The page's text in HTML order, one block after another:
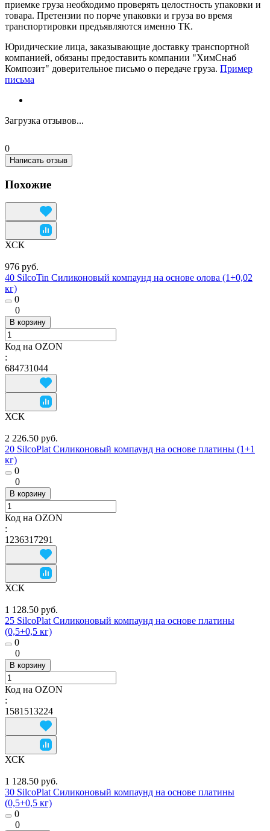
приемке груза необходимо проверять целостность упаковки и
товара. Претензии по порче упаковки и груза во время
транспортировки предъявляются именно ТК.
Юридические лица, заказывающие доставку транспортной
компанией, обязаны предоставить компании "ХимСнаб
Композит" доверительное письмо о передаче груза. Пример
письма
Загрузка отзывов...
0
Написать отзыв
Похожие
ХСК
976 руб.
40 SilcoTin Силиконовый компаунд на основе олова (1+0,02
кг)
0
0
В корзину
Код на OZON
:
684731044
ХСК
2 226.50 руб.
20 SilcoPlat Силиконовый компаунд на основе платины (1+1
кг)
0
0
В корзину
Код на OZON
:
1236317291
ХСК
1 128.50 руб.
25 SilcoPlat Силиконовый компаунд на основе платины
(0,5+0,5 кг)
0
0
В корзину
Код на OZON
:
1581513224
ХСК
1 128.50 руб.
30 SilcoPlat Силиконовый компаунд на основе платины
(0,5+0,5 кг)
0
0